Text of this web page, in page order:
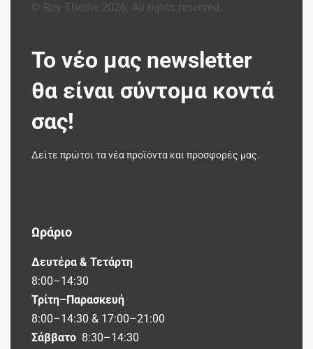
© Rey Theme 2026. All rights reserved.
Το νέο μας newsletter
θα είναι σύντομα κοντά
σας!
Δείτε πρώτοι τα νέα προϊόντα και προσφορές μας.
Ωράριο
Δευτέρα & Τετάρτη
8:00–14:30
Τρίτη–Παρασκευή
8:00–14:30 & 17:00–21:00
Σάββατο 8:30–14:30